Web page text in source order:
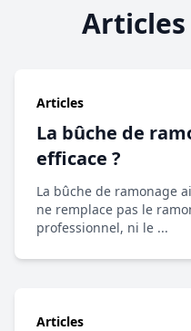
Articles
La bûche de
efficace ?
La bûche de ramonage
ne remplace pas le
professionnel, ni le ...
Articles